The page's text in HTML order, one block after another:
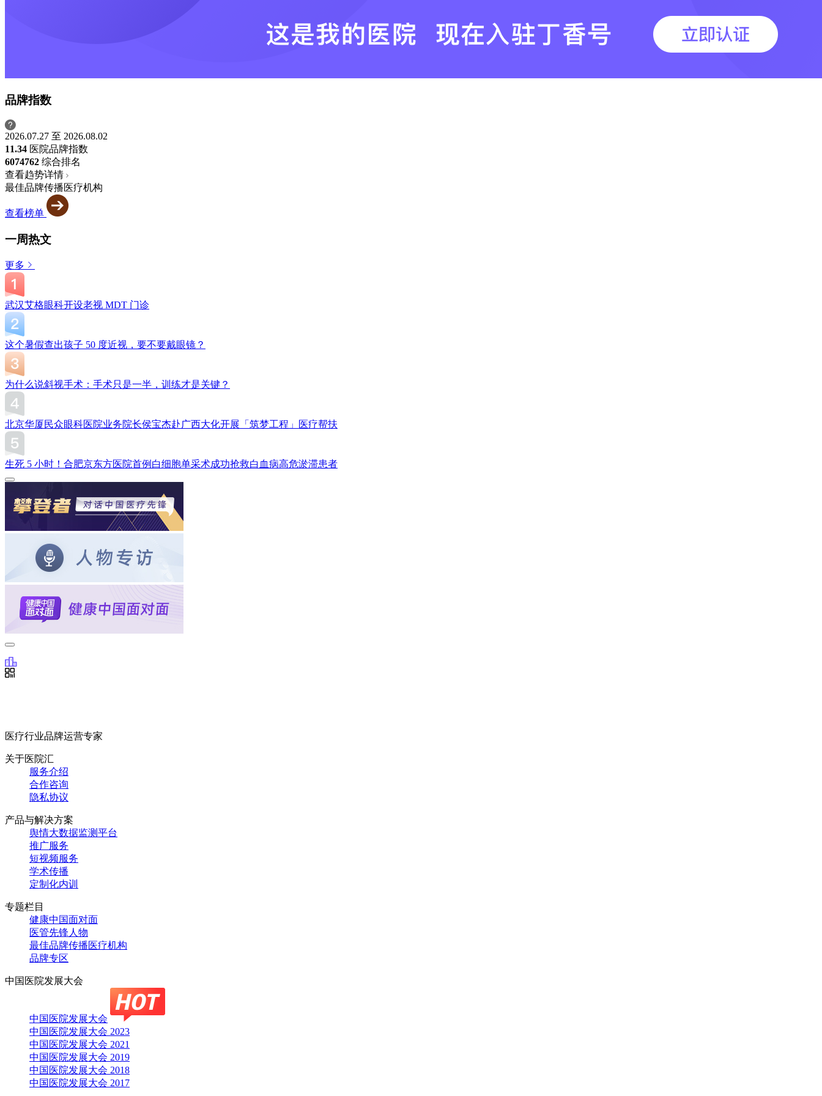
品牌指数
2026.07.27 至 2026.08.02
11.34 医院品牌指数
6074762 综合排名
查看趋势详情
最佳品牌传播医疗机构
查看榜单
一周热文
更多
武汉艾格眼科开设老视 MDT 门诊
这个暑假查出孩子 50 度近视，要不要戴眼镜？
为什么说斜视手术：手术只是一半，训练才是关键？
北京华厦民众眼科医院业务院长侯宝杰赴广西大化开展「筑梦工程」医疗帮扶
生死 5 小时！合肥京东方医院首例白细胞单采术成功抢救白血病高危淤滞患者
医疗行业品牌运营专家
关于医院汇
服务介绍
合作咨询
隐私协议
产品与解决方案
舆情大数据监测平台
推广服务
短视频服务
学术传播
定制化内训
专题栏目
健康中国面对面
医管先锋人物
最佳品牌传播医疗机构
品牌专区
中国医院发展大会
中国医院发展大会
中国医院发展大会 2023
中国医院发展大会 2021
中国医院发展大会 2019
中国医院发展大会 2018
中国医院发展大会 2017